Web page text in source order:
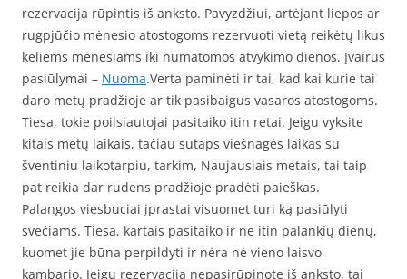
rezervacija rūpintis iš anksto. Pavyzdžiui, artėjant liepos ar
rugpjūčio mėnesio atostogoms rezervuoti vietą reikėtų likus
keliems mėnesiams iki numatomos atvykimo dienos. Įvairūs
pasiūlymai – Nuoma.Verta paminėti ir tai, kad kai kurie tai
daro metų pradžioje ar tik pasibaigus vasaros atostogoms.
Tiesa, tokie poilsiautojai pasitaiko itin retai. Jeigu vyksite
kitais metų laikais, tačiau sutaps viešnagės laikas su
šventiniu laikotarpiu, tarkim, Naujausiais metais, tai taip
pat reikia dar rudens pradžioje pradėti paieškas.
Palangos viesbuciai įprastai visuomet turi ką pasiūlyti
svečiams. Tiesa, kartais pasitaiko ir ne itin palankių dienų,
kuomet jie būna perpildyti ir nėra nė vieno laisvo
kambario. Jeigu rezervacija nepasirūpinote iš anksto, tai